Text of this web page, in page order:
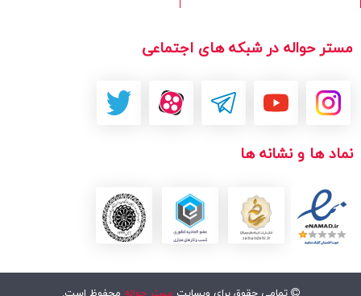
مستر حواله در شبکه های اجتماعی
نماد ها و نشانه ها